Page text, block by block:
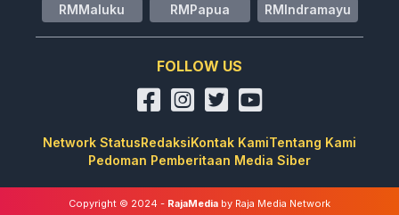
RMMaluku RMPapua RMIndramayu
FOLLOW US
Network StatusRedaksiKontak KamiTentang Kami
Pedoman Pemberitaan Media Siber
Copyright © 2024 - RajaMedia by Raja Media Network